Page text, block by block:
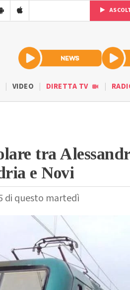
VIDEO DIRETTA TV
tra
e Novi
di questo martedì